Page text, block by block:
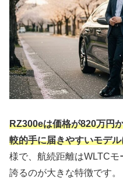
RZ300eは価格が820万円
較的手に届きやすいモデ
様で、航続距離はWLTC
誇るのが大きな特徴です。